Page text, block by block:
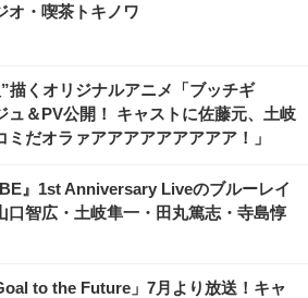
オ・喫茶トキノワ
描くオリジナルアニメ「ブッチギ
ュ＆PV公開！ キャストに佐藤元、土岐
ミだオラァアアアアアアアアア！」
』1st Anniversary Liveのブルーレイ
口智広・土岐隼一・田丸篤志・寺島惇
to the Future」7月より放送！キャ